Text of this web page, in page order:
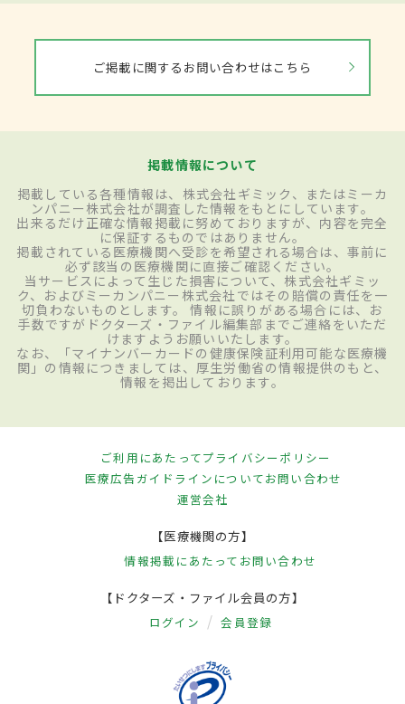
ご掲載に関するお問い合わせはこちら
掲載情報について
掲載している各種情報は、株式会社ギミック、またはミーカ
ンパニー株式会社が調査した情報をもとにしています。
出来るだけ正確な情報掲載に努めておりますが、内容を完全
に保証するものではありません。
掲載されている医療機関へ受診を希望される場合は、事前に
必ず該当の医療機関に直接ご確認ください。
当サービスによって生じた損害について、株式会社ギミッ
ク、およびミーカンパニー株式会社ではその賠償の責任を一
切負わないものとします。 情報に誤りがある場合には、お
手数ですがドクターズ・ファイル編集部までご連絡をいただ
けますようお願いいたします。
なお、「マイナンバーカードの健康保険証利用可能な医療機
関」の情報につきましては、厚生労働省の情報提供のもと、
情報を掲出しております。
ご利用にあたってプライバシーポリシー
医療広告ガイドラインについてお問い合わせ
運営会社
【医療機関の方】
情報掲載にあたって お問い合わせ
【ドクターズ・ファイル会員の方】
ログイン 会員登録